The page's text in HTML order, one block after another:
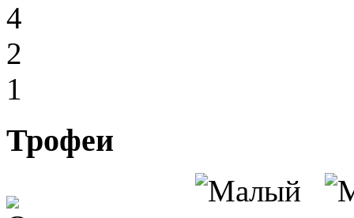
4
2
1
Трофеи